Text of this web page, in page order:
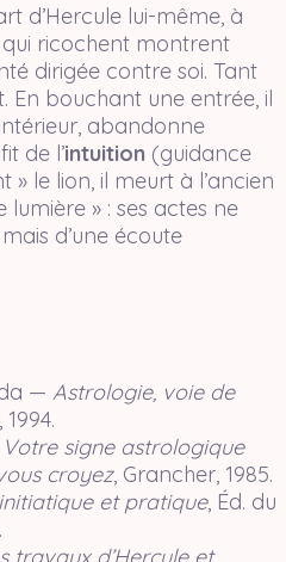
d’Hercule lui-même, à
ricochent montrent
dirigée contre soi. Tant
En bouchant une entrée, il
abandonne
de l’intuition (guidance
» le lion, il meurt à l’ancien
» : ses actes ne
d’une écoute
— Astrologie, voie de
Votre signe astrologique
croyez, Grancher, 1985.
et pratique, Éd. du
travaux d’Hercule et